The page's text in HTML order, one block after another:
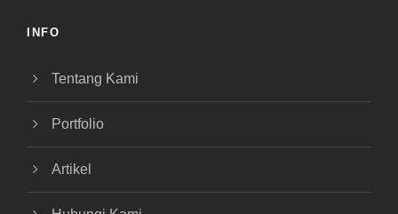
INFO
Tentang Kami
Portfolio
Artikel